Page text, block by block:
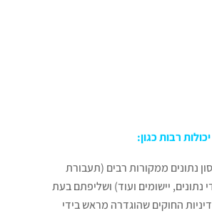
נתונים ממקורות רבים (תעבורת
יישומים ועוד) ושליפתם בעת
החוקים שהוגדרה מראש בידי